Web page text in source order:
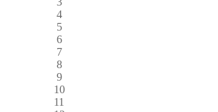
4
5
6
7
8
9
10
11